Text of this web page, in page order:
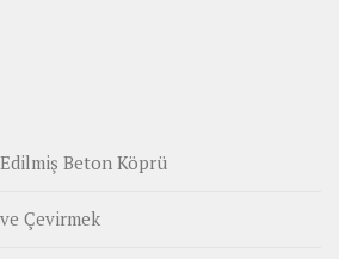
Beton Köprü
Çevirmek